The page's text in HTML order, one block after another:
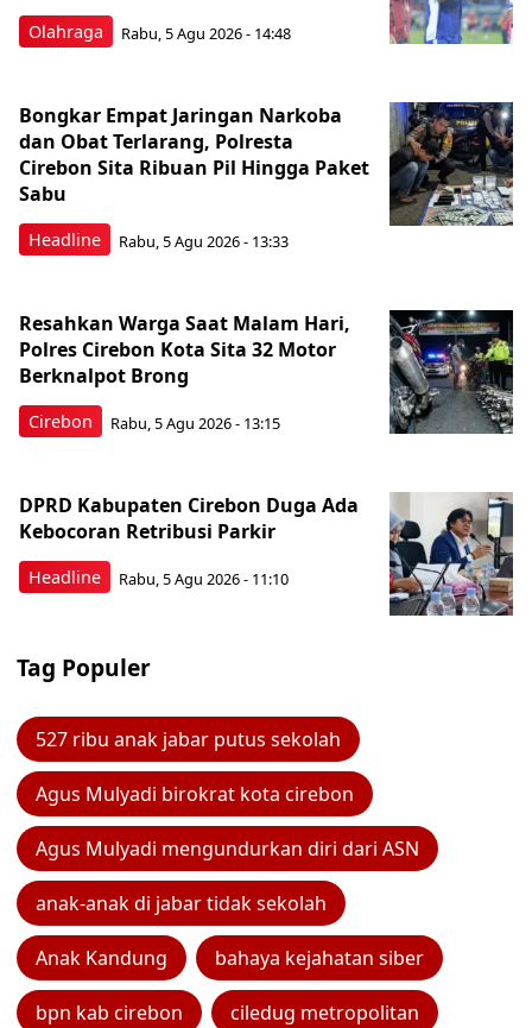
Olahraga Rabu, 5 Agu 2026 - 14:48
Headline
Bongkar Empat Jaringan Narkoba
dan Obat Terlarang, Polresta
Cirebon Sita Ribuan Pil Hingga Paket
Sabu
Rabu, 5 Agu 2026 - 13:33
Cirebon
Resahkan Warga Saat Malam Hari,
Polres Cirebon Kota Sita 32 Motor
Berknalpot Brong
Rabu, 5 Agu 2026 - 13:15
Headline
DPRD Kabupaten Cirebon Duga Ada
Kebocoran Retribusi Parkir
Rabu, 5 Agu 2026 - 11:10
Tag Populer
527 ribu anak jabar putus sekolah
Agus Mulyadi birokrat kota cirebon
Agus Mulyadi mengundurkan diri dari ASN
anak-anak di jabar tidak sekolah
Anak Kandung bahaya kejahatan siber
bpn kab cirebon ciledug metropolitan